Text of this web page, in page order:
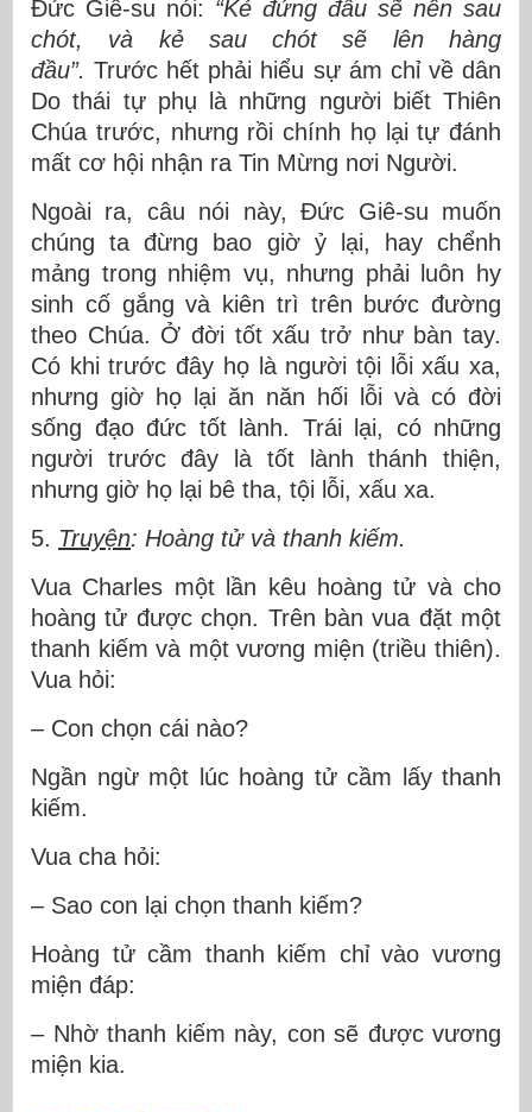
Đức Giê-su nói: “Kẻ đứng đầu sẽ nên sau
chót, và kẻ sau chót sẽ lên hàng
đầu”. Trước hết phải hiểu sự ám chỉ về dân
Do thái tự phụ là những người biết Thiên
Chúa trước, nhưng rồi chính họ lại tự đánh
mất cơ hội nhận ra Tin Mừng nơi Người.
Ngoài ra, câu nói này, Đức Giê-su muốn
chúng ta đừng bao giờ ỷ lại, hay chểnh
mảng trong nhiệm vụ, nhưng phải luôn hy
sinh cố gắng và kiên trì trên bước đường
theo Chúa. Ở đời tốt xấu trở như bàn tay.
Có khi trước đây họ là người tội lỗi xấu xa,
nhưng giờ họ lại ăn năn hối lỗi và có đời
sống đạo đức tốt lành. Trái lại, có những
người trước đây là tốt lành thánh thiện,
nhưng giờ họ lại bê tha, tội lỗi, xấu xa.
5. Truyện: Hoàng tử và thanh kiếm.
Vua Charles một lần kêu hoàng tử và cho
hoàng tử được chọn. Trên bàn vua đặt một
thanh kiếm và một vương miện (triều thiên).
Vua hỏi:
– Con chọn cái nào?
Ngần ngừ một lúc hoàng tử cầm lấy thanh
kiếm.
Vua cha hỏi:
– Sao con lại chọn thanh kiếm?
Hoàng tử cầm thanh kiếm chỉ vào vương
miện đáp:
– Nhờ thanh kiếm này, con sẽ được vương
miện kia.